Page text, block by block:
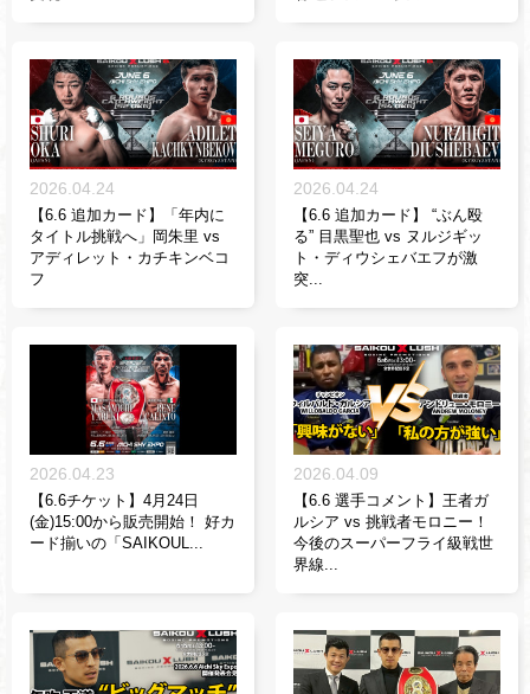
2026.04.24
【6.6 追加カード】「年内に
タイトル挑戦へ」岡朱里 vs
アディレット・カチキンベコ
フ
2026.04.24
【6.6 追加カード】 “ぶん殴
る” 目黒聖也 vs ヌルジギッ
ト・ディウシェバエフが激
突...
2026.04.23
【6.6チケット】4月24日
(金)15:00から販売開始！ 好カ
ード揃いの「SAIKOUL...
2026.04.09
【6.6 選手コメント】王者ガ
ルシア vs 挑戦者モロニー！
今後のスーパーフライ級戦世
界線...